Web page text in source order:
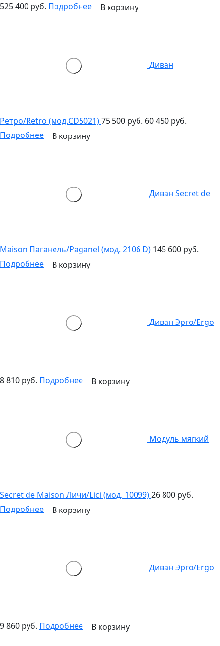
525 400 руб. Подробнее В корзину
Диван
Ретро/Retro (мод.CD5021)75 500 руб. 60 450 руб.
Подробнее
В корзину
Диван Secret de
Maison Паганель/Paganel (мод. 2106 D) 145 600 руб.
Подробнее
В корзину
Диван Эрго/Ergo
8 810 руб. Подробнее В корзину
Модуль мягкий
Secret de Maison Личи/Lici (мод. 10099)26 800 руб.
Подробнее
В корзину
Диван Эрго/Ergo
9 860 руб. Подробнее В корзину